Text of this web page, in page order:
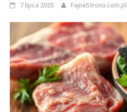
7 lipca 2025 FajnaStrona.com.pl